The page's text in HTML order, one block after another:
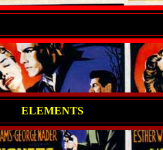
ELEMENTS